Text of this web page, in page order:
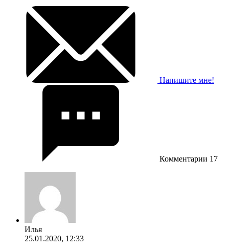
Напишите мне!
Комментарии 17
Илья
25.01.2020, 12:33